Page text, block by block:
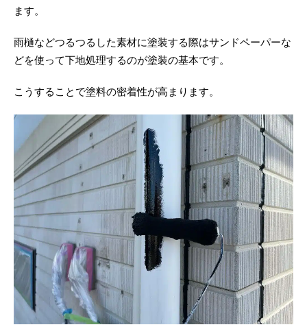
ます。
雨樋などつるつるした素材に塗装する際はサンドペーパーな
どを使って下地処理するのが塗装の基本です。
こうすることで塗料の密着性が高まります。